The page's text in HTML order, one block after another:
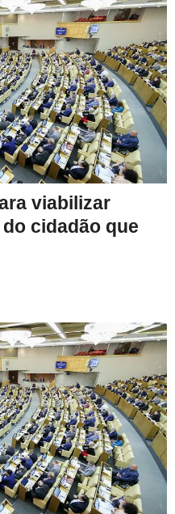
viabilizar
cidadão que